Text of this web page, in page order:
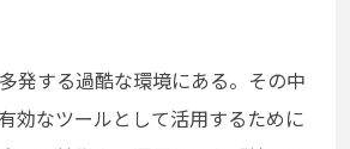
発する過酷な環境にある。その中
効なツールとして活用するために